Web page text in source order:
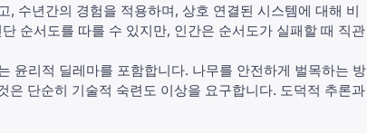
수년간의 경험을 적용하며, 상호 연결된 시스템에 대해 비
순서도를 따를 수 있지만, 인간은 순서도가 실패할 때 직관
윤리적 딜레마를 포함합니다. 나무를 안전하게 벌목하는 방
단순히 기술적 숙련도 이상을 요구합니다. 도덕적 추론과